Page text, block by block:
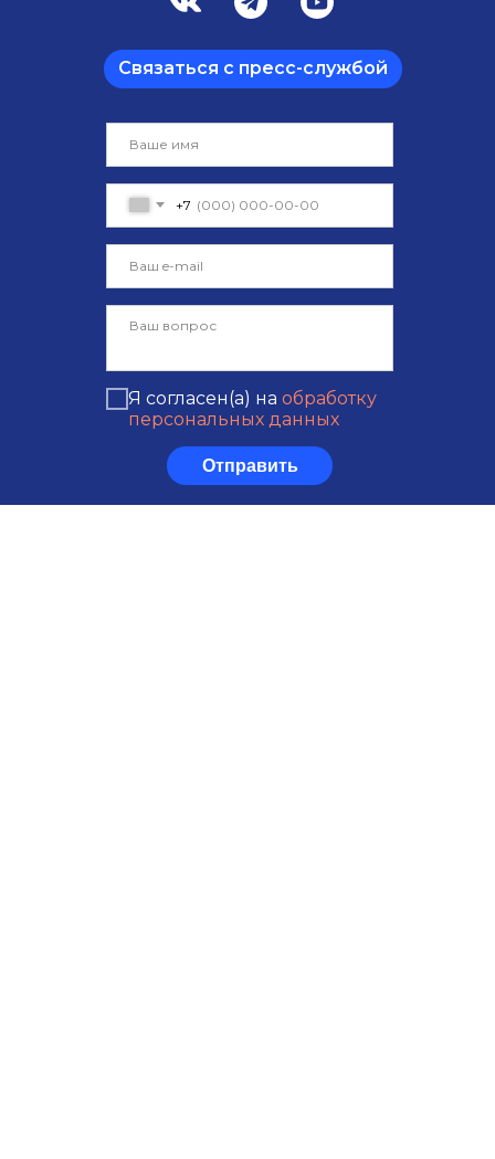
+7
Я согласен(а) на обработку
персональных данных
Отправить
Связаться с пресс-службой